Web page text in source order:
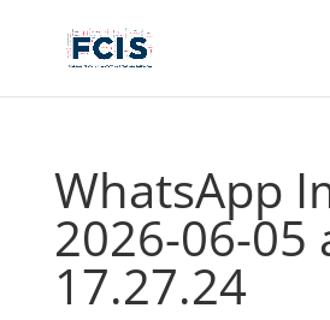
WhatsApp
2026-06-05
17.27.24